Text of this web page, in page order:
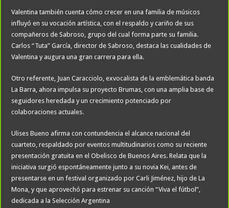
Valentina también cuenta cómo crecer en una familia de músicos
influyó en su vocación artística, con el respaldo y cariño de sus
compañeros de Sabroso, grupo del cual forma parte su familia.
Carlos “Tuta” García, director de Sabroso, destaca las cualidades de
Valentina y augura una gran carrera para ella.
Otro referente, Juan Caracciolo, exvocalista de la emblemática banda
La Barra, ahora impulsa su proyecto Brumas, con una amplia base de
seguidores heredada y un crecimiento potenciado por
colaboraciones actuales.
Ulises Bueno afirma con contundencia el alcance nacional del
cuarteto, respaldado por eventos multitudinarios como su reciente
presentación gratuita en el Obelisco de Buenos Aires. Relata que la
iniciativa surgió espontáneamente junto a su novia Kei, antes de
presentarse en un festival organizado por Carli Jiménez, hijo de La
Mona, y que aprovechó para estrenar su canción “Viva el fútbol”,
dedicada a la Selección Argentina